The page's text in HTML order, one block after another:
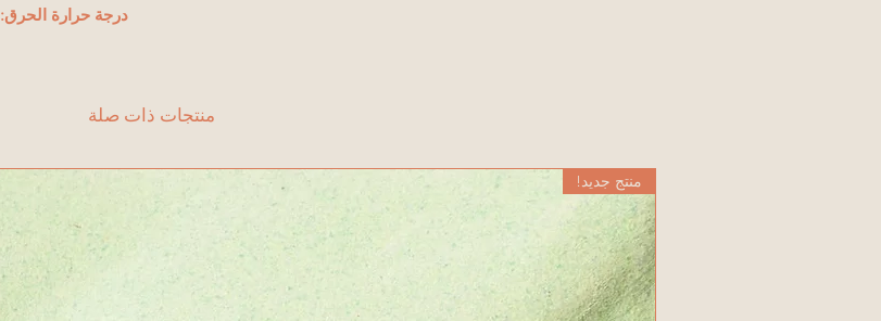
درجة حرارة الحرق:
منتجات ذات صلة
منتج جديد!